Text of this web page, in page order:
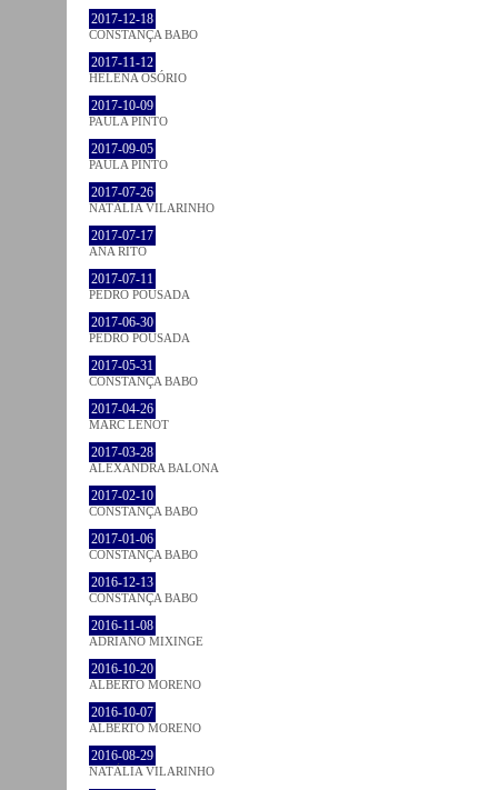
2017-12-18
CONSTANÇA BABO
2017-11-12
HELENA OSÓRIO
2017-10-09
PAULA PINTO
2017-09-05
PAULA PINTO
2017-07-26
NATÁLIA VILARINHO
2017-07-17
ANA RITO
2017-07-11
PEDRO POUSADA
2017-06-30
PEDRO POUSADA
2017-05-31
CONSTANÇA BABO
2017-04-26
MARC LENOT
2017-03-28
ALEXANDRA BALONA
2017-02-10
CONSTANÇA BABO
2017-01-06
CONSTANÇA BABO
2016-12-13
CONSTANÇA BABO
2016-11-08
ADRIANO MIXINGE
2016-10-20
ALBERTO MORENO
2016-10-07
ALBERTO MORENO
2016-08-29
NATÁLIA VILARINHO